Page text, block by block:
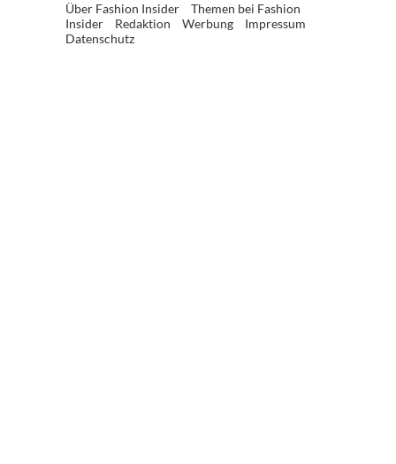
Über Fashion Insider
Themen bei Fashion
Insider
Redaktion Werbung
Impressum
Datenschutz